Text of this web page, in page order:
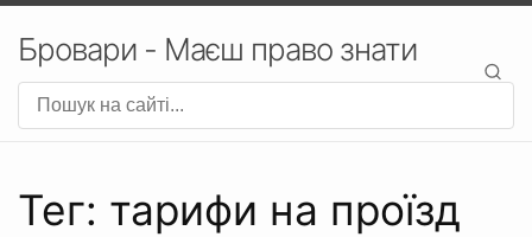
Бровари - Маєш право знати
Тег: тарифи на проїзд